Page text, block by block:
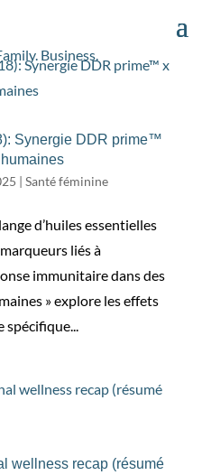
Synergie DDR prime™
| Santé féminine
d’huiles essentielles
liés à
immunitaire dans des
» explore les effets
spécifique...
wellness recap (résumé